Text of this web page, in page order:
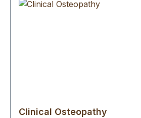
Clinical Osteopathy